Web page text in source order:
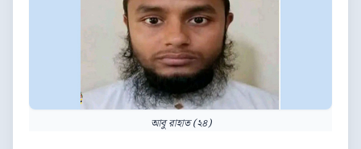
আবু রাহাত (২৪)